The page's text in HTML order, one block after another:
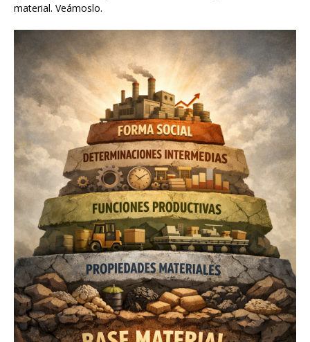
material. Veámoslo.